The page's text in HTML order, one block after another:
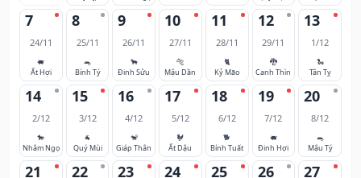
7
24/11
🐖
Ất Hợi
8
25/11
🐀
Bính Tý
9
26/11
🐂
Đinh Sửu
10
27/11
🐅
Mậu Dần
11
28/11
🐈
Kỷ Mão
12
29/11
🐉
Canh Thìn
13
1/12
🐍
Tân Tỵ
14
2/12
🐎
Nhâm Ngọ
15
3/12
🐐
Quý Mùi
16
4/12
🐒
Giáp Thân
17
5/12
🐓
Ất Dậu
18
6/12
🐕
Bính Tuất
19
7/12
🐖
Đinh Hợi
20
8/12
🐀
Mậu Tý
21 22 23 24 25 26 27